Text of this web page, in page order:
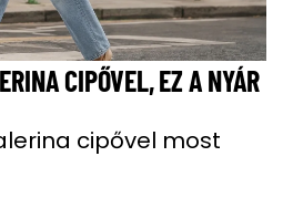
CIPŐVEL, EZ A NYÁR
cipővel most